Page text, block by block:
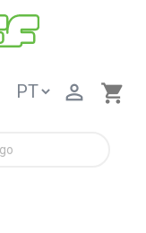
shopping_cart
